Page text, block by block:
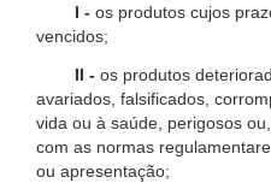
I - os produtos cujos
vencidos;
II - os produtos
avariados, falsificados,
vida ou à saúde, perigosos
com as normas
ou apresentação;